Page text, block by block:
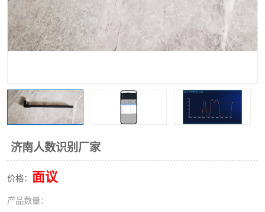
济南人数识别厂家
价格： 面议
产品数量：